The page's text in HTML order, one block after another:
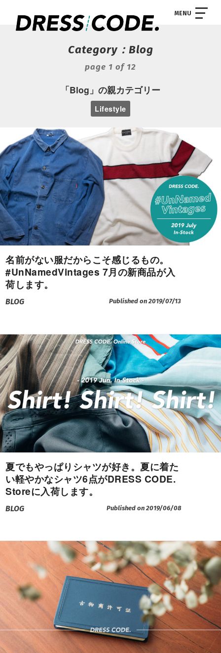
MENU
Category：Blog
page 1 of 12
「Blog」の親カテゴリー
Lifestyle
名前がない服だからこそ感じるもの。
#UnNamedVintages 7月の新商品が入
荷します。
BLOG Published on 2019/07/13
夏でもやっぱりシャツが好き。夏に着た
い軽やかなシャツ6点がDRESS CODE.
Storeに入荷します。
BLOG Published on 2019/06/08